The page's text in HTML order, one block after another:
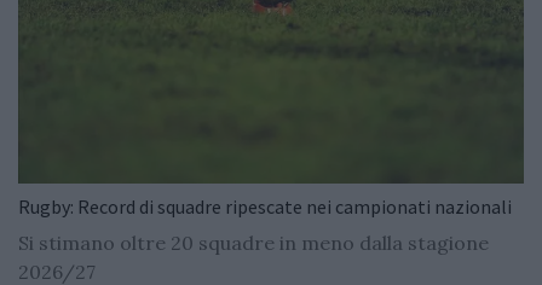
Rugby: Record di squadre ripescate nei campionati nazionali
Si stimano oltre 20 squadre in meno dalla stagione
2026/27